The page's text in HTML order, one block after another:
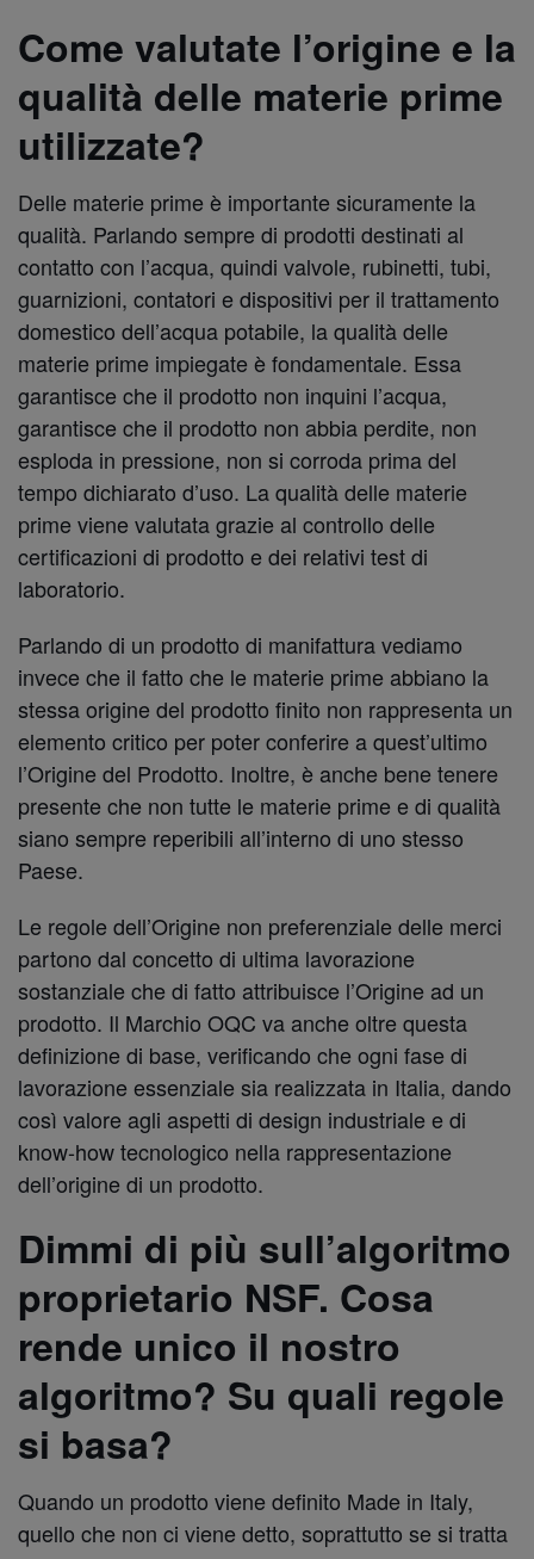
Come valutate l’origine e la
qualità delle materie prime
utilizzate?
Delle materie prime è importante sicuramente la
qualità. Parlando sempre di prodotti destinati al
contatto con l’acqua, quindi valvole, rubinetti, tubi,
guarnizioni, contatori e dispositivi per il trattamento
domestico dell’acqua potabile, la qualità delle
materie prime impiegate è fondamentale. Essa
garantisce che il prodotto non inquini l’acqua,
garantisce che il prodotto non abbia perdite, non
esploda in pressione, non si corroda prima del
tempo dichiarato d’uso. La qualità delle materie
prime viene valutata grazie al controllo delle
certificazioni di prodotto e dei relativi test di
laboratorio.
Parlando di un prodotto di manifattura vediamo
invece che il fatto che le materie prime abbiano la
stessa origine del prodotto finito non rappresenta un
elemento critico per poter conferire a quest’ultimo
l’Origine del Prodotto. Inoltre, è anche bene tenere
presente che non tutte le materie prime e di qualità
siano sempre reperibili all’interno di uno stesso
Paese.
Le regole dell’Origine non preferenziale delle merci
partono dal concetto di ultima lavorazione
sostanziale che di fatto attribuisce l’Origine ad un
prodotto. Il Marchio OQC va anche oltre questa
definizione di base, verificando che ogni fase di
lavorazione essenziale sia realizzata in Italia, dando
così valore agli aspetti di design industriale e di
know-how tecnologico nella rappresentazione
dell’origine di un prodotto.
Dimmi di più sull’algoritmo
proprietario NSF. Cosa
rende unico il nostro
algoritmo? Su quali regole
si basa?
Quando un prodotto viene definito Made in Italy,
quello che non ci viene detto, soprattutto se si tratta